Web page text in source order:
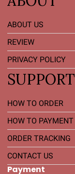
ABOUT US
REVIEW
PRIVACY POLICY
SUPPORT
HOW TO ORDER
HOW TO PAYMENT
ORDER TRACKING
CONTACT US
Payment